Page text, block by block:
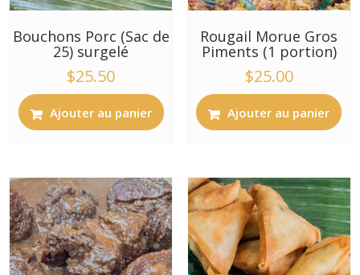
Bouchons Porc (Sac de
25) surgelé
$25.50
Ajouter au panier
Rougail Morue Gros
Piments (1 portion)
$25.00
Ajouter au panier